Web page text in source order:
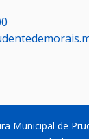
Municipal de